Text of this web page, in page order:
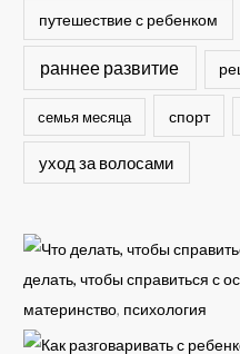
путешествие с ребенком
раннее развитие
семья месяца спорт
уход за волосами
делать, чтобы справиться с
материнство, психология